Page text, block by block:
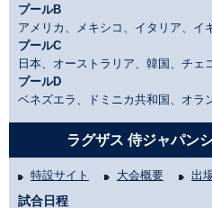
プールB
アメリカ、メキシコ、イタリア、イ
プールC
日本、オーストラリア、韓国、チェ
プールD
ベネズエラ、ドミニカ共和国、オラ
ラグザス 侍ジャパン
特設サイト 大会概要 出
試合日程